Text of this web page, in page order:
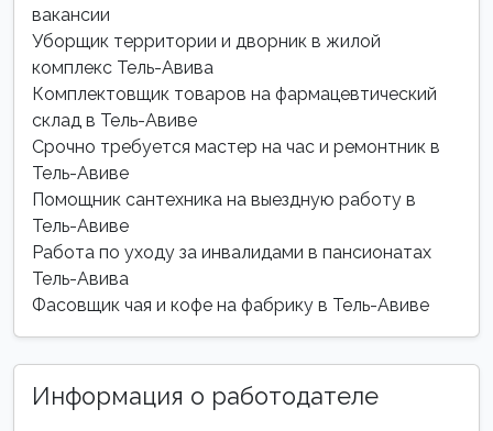
вакансии
Уборщик территории и дворник в жилой
комплекс Тель-Авива
Комплектовщик товаров на фармацевтический
склад в Тель-Авиве
Срочно требуется мастер на час и ремонтник в
Тель-Авиве
Помощник сантехника на выездную работу в
Тель-Авиве
Работа по уходу за инвалидами в пансионатах
Тель-Авива
Фасовщик чая и кофе на фабрику в Тель-Авиве
Информация о работодателе